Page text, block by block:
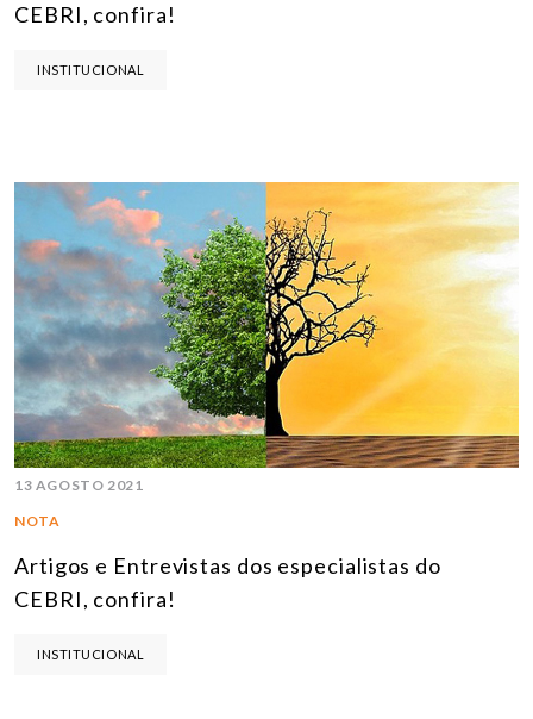
CEBRI, confira!
INSTITUCIONAL
13 AGOSTO 2021
NOTA
Artigos e Entrevistas dos especialistas do
CEBRI, confira!
INSTITUCIONAL